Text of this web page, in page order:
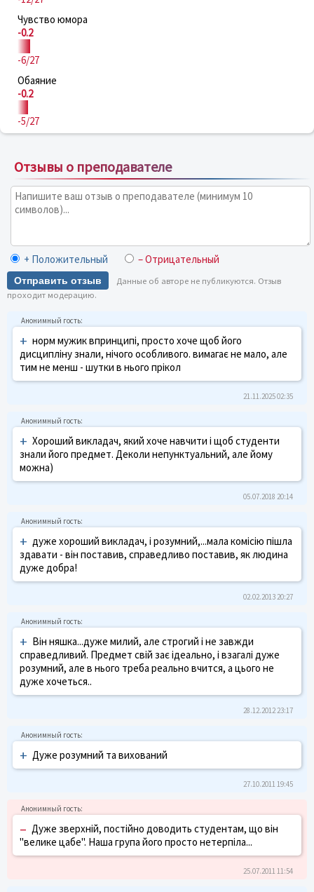
Чувство юмора
-0.2
-6/27
Обаяние
-0.2
-5/27
Отзывы о преподавателе
+ Положительный – Отрицательный
Отправить отзыв
Данные об авторе не публикуются. Отзыв
проходит модерацию.
+ норм мужик впринципі, просто хоче щоб його
дисципліну знали, нічого особливого. вимагає не мало, але
тим не менш - шутки в нього прікол
21.11.2025 02:35
+ Хороший викладач, який хоче навчити і щоб студенти
знали його предмет. Деколи непунктуальний, але йому
можна)
05.07.2018 20:14
+ дуже хороший викладач, і розумний,...мала комісію пішла
здавати - він поставив, справедливо поставив, як людина
дуже добра!
02.02.2013 20:27
+ Він няшка...дуже милий, але строгий і не завжди
справедливий. Предмет свій зає ідеально, і взагалі дуже
розумний, але в нього треба реально вчится, а цього не
дуже хочеться..
28.12.2012 23:17
+ Дуже розумний та вихований
27.10.2011 19:45
– Дуже зверхній, постійно доводить студентам, що він
"велике цабе". Наша група його просто нетерпіла...
25.07.2011 11:54